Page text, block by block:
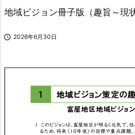
地域ビジョン冊子版（趣旨～現
 2026年6月30日